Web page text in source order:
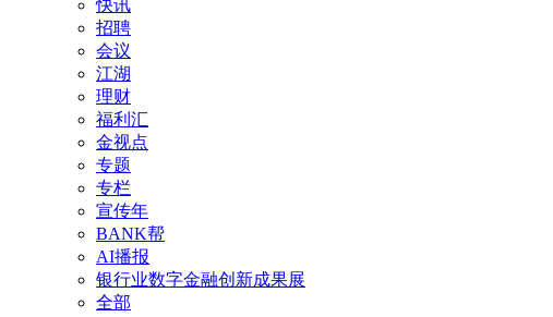
快讯
招聘
会议
江湖
理财
福利汇
金视点
专题
专栏
宣传年
BANK帮
AI播报
银行业数字金融创新成果展
全部